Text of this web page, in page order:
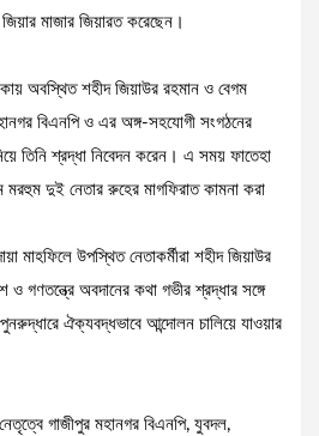
জিয়ার মাজার জিয়ারত করেছেন।
অবস্থিত শহীদ জিয়াউর রহমান ও বেগম
বিএনপি ও এর অঙ্গ-সহযোগী সংগঠনের
তিনি শ্রদ্ধা নিবেদন করেন। এ সময় ফাতেহা
মরহুম দুই নেতার রুহের মাগফিরাত কামনা করা
মাহফিলে উপস্থিত নেতাকর্মীরা শহীদ জিয়াউর
ও গণতন্ত্রে অবদানের কথা গভীর শ্রদ্ধার সঙ্গে
ঐক্যবদ্ধভাবে আন্দোলন চালিয়ে যাওয়ার
গাজীপুর মহানগর বিএনপি, যুবদল,